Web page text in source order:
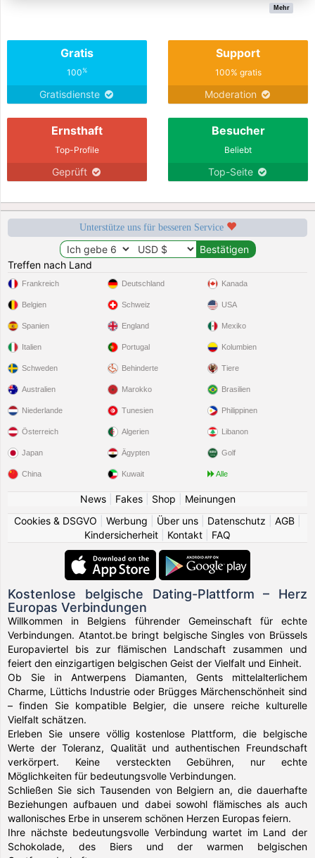
Mehr
Gratis
100%
Gratisdienste
Support
100% gratis
Moderation
Ernsthaft
Top-Profile
Geprüft
Besucher
Beliebt
Top-Seite
Unterstütze uns für besseren Service
Treffen nach Land
Frankreich
Belgien
Spanien
Italien
Schweden
Deutschland
Schweiz
England
Portugal
Behinderte
Kanada
USA
Mexiko
Kolumbien
Tiere
Australien
Niederlande
Österreich
Japan
China
Marokko
Tunesien
Algerien
Ägypten
Kuwait
Brasilien
Philippinen
Libanon
Golf
Alle
News| Fakes| Shop
Meinungen
Cookies & DSGVO
Werbung Über uns Datenschutz AGB
Kindersicherheit
Kontakt FAQ
Kostenlose belgische Dating-Plattform – Herz
Europas Verbindungen
Willkommen in Belgiens führender Gemeinschaft für echte
Verbindungen. Atantot.be bringt belgische Singles von Brüssels
Europaviertel bis zur flämischen Landschaft zusammen und
feiert den einzigartigen belgischen Geist der Vielfalt und Einheit.
Ob Sie in Antwerpens Diamanten, Gents mittelalterlichem
Charme, Lüttichs Industrie oder Brügges Märchenschönheit sind
– finden Sie kompatible Belgier, die unsere reiche kulturelle
Vielfalt schätzen.
Erleben Sie unsere völlig kostenlose Plattform, die belgische
Werte der Toleranz, Qualität und authentischen Freundschaft
verkörpert. Keine versteckten Gebühren, nur echte
Möglichkeiten für bedeutungsvolle Verbindungen.
Schließen Sie sich Tausenden von Belgiern an, die dauerhafte
Beziehungen aufbauen und dabei sowohl flämisches als auch
wallonisches Erbe in unserem schönen Herzen Europas feiern.
Ihre nächste bedeutungsvolle Verbindung wartet im Land der
Schokolade, des Biers und der warmen belgischen